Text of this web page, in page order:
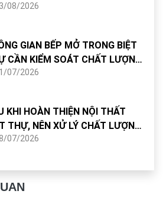
TIÊU CHUẨN THIẾT KẾ NHÀ Ở?
08/2026
GIAN BẾP MỞ TRONG BIỆT
CẦN KIỂM SOÁT CHẤT LƯỢNG
KHÍ NHƯ THẾ NÀO?
07/2026
KHI HOÀN THIỆN NỘI THẤT
THỰ, NÊN XỬ LÝ CHẤT LƯỢNG
KHÍ NHƯ THẾ NÀO?
07/2026